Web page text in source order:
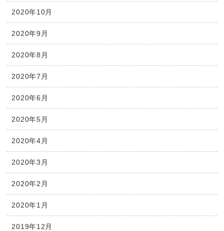
2020年10月
2020年9月
2020年8月
2020年7月
2020年6月
2020年5月
2020年4月
2020年3月
2020年2月
2020年1月
2019年12月